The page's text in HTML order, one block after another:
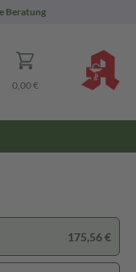
Beratung
0,00 €
175,56 €